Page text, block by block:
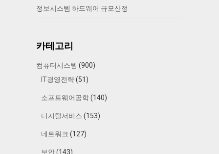
정보시스템 하드웨어 규모산정
카테고리
컴퓨터시스템 (900)
IT경영전략(51)
소프트웨어공학(140)
디지털서비스 (153)
네트워크 (127)
보안(143)